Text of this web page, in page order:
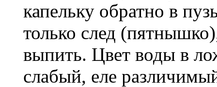
капельку обратно в
только след
выпить. Цвет воды в
слабый, еле